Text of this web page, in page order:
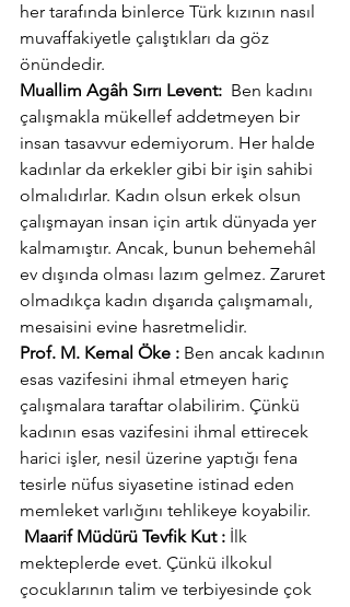
her tarafında binlerce Türk kızının nasıl
muvaffakiyetle çalıştıkları da göz
önündedir.
Muallim Agâh Sırrı Levent: Ben kadını
çalışmakla mükellef addetmeyen bir
insan tasavvur edemiyorum. Her halde
kadınlar da erkekler gibi bir işin sahibi
olmalıdırlar. Kadın olsun erkek olsun
çalışmayan insan için artık dünyada yer
kalmamıştır. Ancak, bunun behemehâl
ev dışında olması lazım gelmez. Zaruret
olmadıkça kadın dışarıda çalışmamalı,
mesaisini evine hasretmelidir.
Prof. M. Kemal Öke : Ben ancak kadının
esas vazifesini ihmal etmeyen hariç
çalışmalara taraftar olabilirim. Çünkü
kadının esas vazifesini ihmal ettirecek
harici işler, nesil üzerine yaptığı fena
tesirle nüfus siyasetine istinad eden
memleket varlığını tehlikeye koyabilir.
Maarif Müdürü Tevfik Kut : İlk
mekteplerde evet. Çünkü ilkokul
çocuklarının talim ve terbiyesinde çok